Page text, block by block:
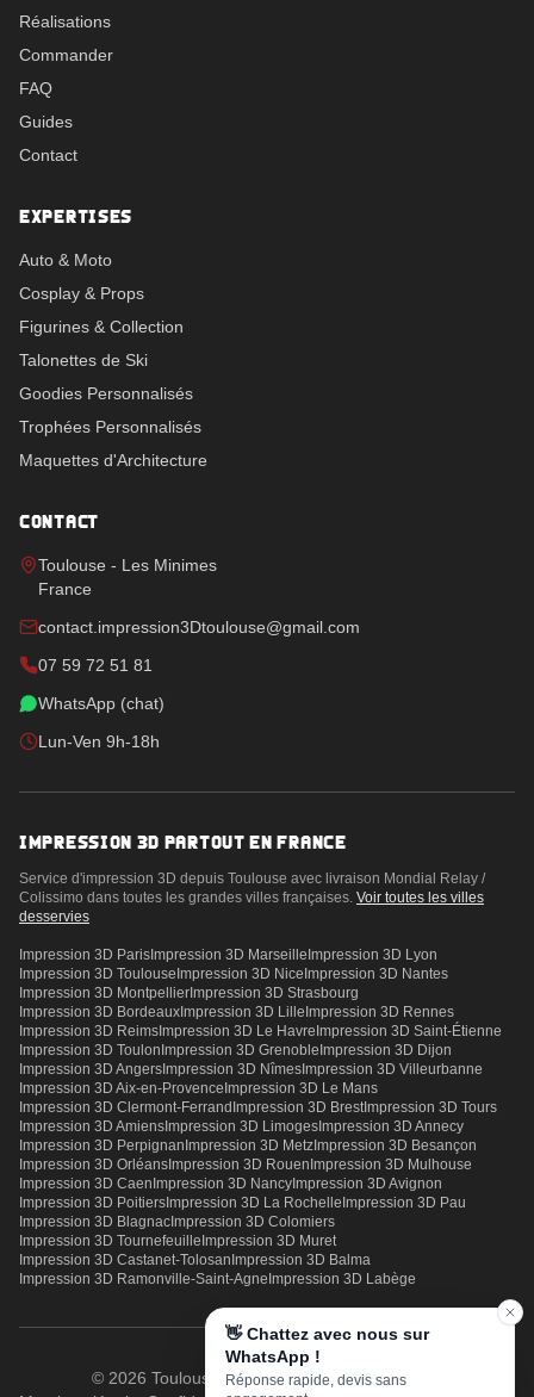
👋 Chattez avec nous sur
WhatsApp !
Réponse rapide, devis sans
Réalisations
Commander
FAQ
Guides
Contact
EXPERTISES
Auto & Moto
Cosplay & Props
Figurines & Collection
Talonettes de Ski
Goodies Personnalisés
Trophées Personnalisés
Maquettes d'Architecture
CONTACT
Toulouse - Les Minimes
France
contact.impression3Dtoulouse@gmail.com
07 59 72 51 81
WhatsApp (chat)
Lun-Ven 9h-18h
IMPRESSION 3D PARTOUT EN FRANCE
Service d'impression 3D depuis Toulouse avec livraison Mondial Relay /
Colissimo dans toutes les grandes villes françaises. Voir toutes les villes
desservies
Impression 3D Paris Impression 3D Marseille Impression 3D Lyon
Impression 3D Toulouse Impression 3D Nice Impression 3D Nantes
Impression 3D Montpellier Impression 3D Strasbourg
Impression 3D Bordeaux Impression 3D Lille Impression 3D Rennes
Impression 3D Reims Impression 3D Le Havre Impression 3D Saint-Étienne
Impression 3D Toulon Impression 3D Grenoble Impression 3D Dijon
Impression 3D Angers Impression 3D Nîmes Impression 3D Villeurbanne
Impression 3D Aix-en-Provence Impression 3D Le Mans
Impression 3D Clermont-Ferrand Impression 3D BrestImpression 3D Tours
Impression 3D Amiens Impression 3D Limoges Impression 3D Annecy
Impression 3D Perpignan Impression 3D Metz Impression 3D Besançon
Impression 3D Orléans Impression 3D Rouen Impression 3D Mulhouse
Impression 3D Caen Impression 3D Nancy Impression 3D Avignon
Impression 3D Poitiers Impression 3D La Rochelle Impression 3D Pau
Impression 3D Blagnac Impression 3D Colomiers
Impression 3D Tournefeuille Impression 3D Muret
Impression 3D Castanet-Tolosan Impression 3D Balma
Impression 3D Ramonville-Saint-Agne Impression 3D Labège
© 2026 Toulouse3DPrint. Tous droits réservés.